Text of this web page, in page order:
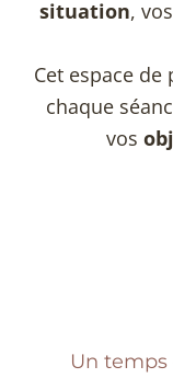
situation, vos
Cet espace
chaque
vos
Un temps